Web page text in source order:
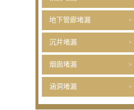
地下管廊堵漏
沉井堵漏
烟囱堵漏
涵洞堵漏